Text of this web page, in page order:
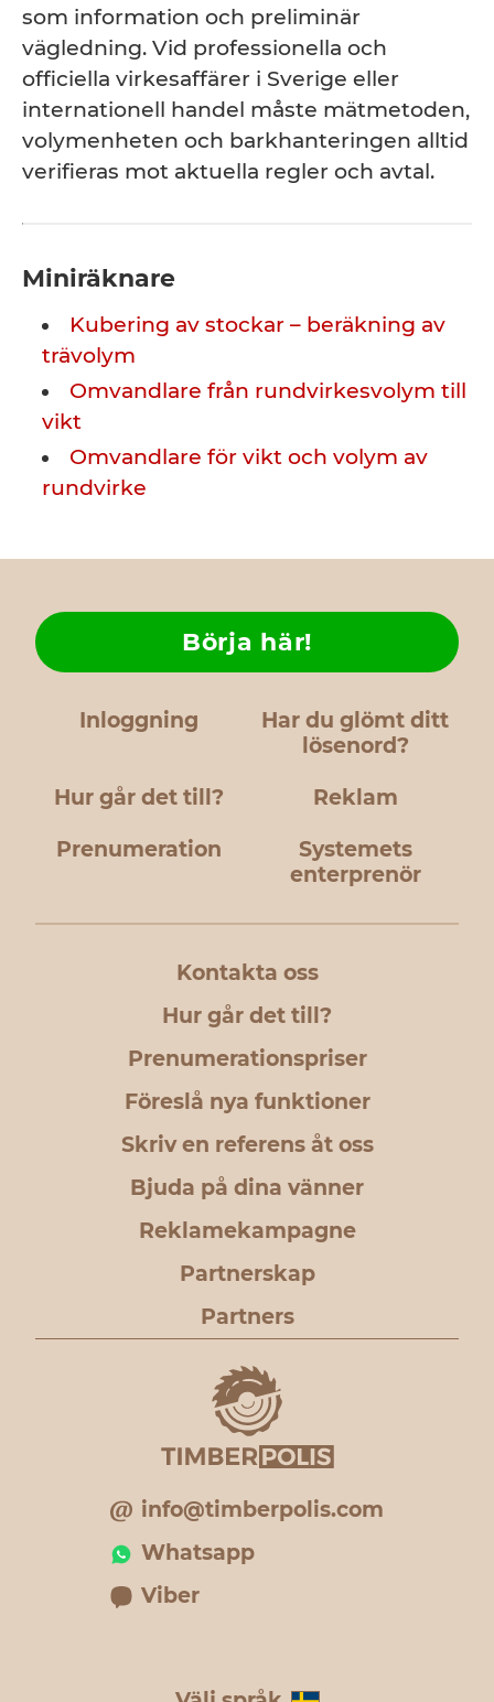
som information och preliminär
vägledning. Vid professionella och
officiella virkesaffärer i Sverige eller
internationell handel måste mätmetoden,
volymenheten och barkhanteringen alltid
verifieras mot aktuella regler och avtal.
Miniräknare
Kubering av stockar – beräkning av
trävolym
Omvandlare från rundvirkesvolym till
vikt
Omvandlare för vikt och volym av
rundvirke
Inloggning
Har du glömt ditt
lösenord?
Hur går det till?
Börja här!
Reklam
Prenumeration
Systemets
enterprenör
Kontakta oss
Hur går det till?
Prenumerationspriser
Föreslå nya funktioner
Skriv en referens åt oss
Bjuda på dina vänner
Reklamekampagne
Partnerskap
Partners
info@timberpolis.com
Whatsapp
Viber